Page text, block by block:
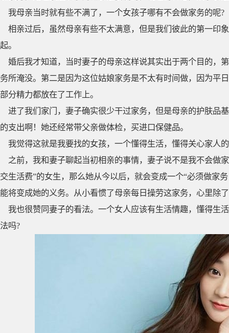
我母亲当时就有些不满了，一个女孩子哪有不会做家务的呢?
相亲过后，虽然母亲有些不太满意，但是我们彼此的第一印
起。
婚后我才知道，当时妻子的母亲这样说其实出于两个目的，
务所淹没。第二是因为这位姑娘家务是不太有时间做，因为平
部分精力都放在了工作上。
进了我们家门，妻子确实很少干过家务，但是母亲的护肤品
的支出啊！她还经常带父亲做体检，买进口保健品。
我觉得这就是我要找的女孩，一个懂得生活，懂得关心家人
之前，我和妻子聊起当初相亲的事情，妻子说不是我不会做
交生活费”的女生，那么她从今以后，就会变成一个“必须做家
能将变成她的义务。从小看惯了母亲每日操劳这家务，心里除
我也很赞同妻子的看法。一个女人应该有生活情趣，懂得生
法吗?